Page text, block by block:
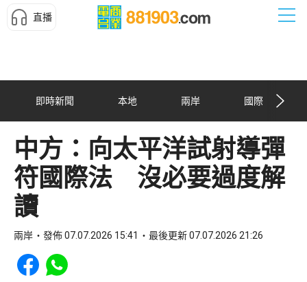
直播
即時新聞 本地 兩岸 國際
中方：向太平洋試射導彈
符國際法 沒必要過度解
讀
兩岸 發佈 07.07.2026 15:41 最後更新 07.07.2026 21:26
Share to Facebook
Share to WhatsApp